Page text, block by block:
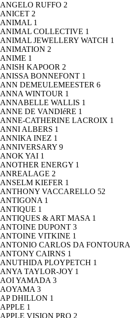
ANGELO RUFFO 2
ANICET 2
ANIMAL 1
ANIMAL COLLECTIVE 1
ANIMAL JEWELLERY WATCH 1
ANIMATION 2
ANIME 1
ANISH KAPOOR 2
ANISSA BONNEFONT 1
ANN DEMEULEMEESTER 6
ANNA WINTOUR 1
ANNABELLE WALLIS 1
ANNE DE VANDIéRE 1
ANNE-CATHERINE LACROIX 1
ANNI ALBERS 1
ANNIKA INEZ 1
ANNIVERSARY 9
ANOK YAI 1
ANOTHER ENERGY 1
ANREALAGE 2
ANSELM KIEFER 1
ANTHONY VACCARELLO 52
ANTIGONA 1
ANTIQUE 1
ANTIQUES & ART MASA 1
ANTOINE DUPONT 3
ANTOINE VITKINE 1
ANTONIO CARLOS DA FONTOURA
ANTONY CAIRNS 1
ANUTHIDA PLOYPETCH 1
ANYA TAYLOR-JOY 1
AOI YAMADA 3
AOYAMA 3
AP DHILLON 1
APPLE 1
APPLE VISION PRO 2